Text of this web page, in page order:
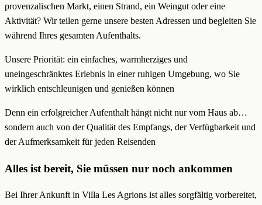
provenzalischen Markt, einen Strand, ein Weingut oder eine
Aktivität? Wir teilen gerne unsere besten Adressen und begleiten Sie
während Ihres gesamten Aufenthalts.
Unsere Priorität: ein einfaches, warmherziges und
uneingeschränktes Erlebnis in einer ruhigen Umgebung, wo Sie
wirklich entschleunigen und genießen können
Denn ein erfolgreicher Aufenthalt hängt nicht nur vom Haus ab…
sondern auch von der Qualität des Empfangs, der Verfügbarkeit und
der Aufmerksamkeit für jeden Reisenden
Alles ist bereit, Sie müssen nur noch ankommen
Bei Ihrer Ankunft in Villa Les Agrions ist alles sorgfältig vorbereitet,